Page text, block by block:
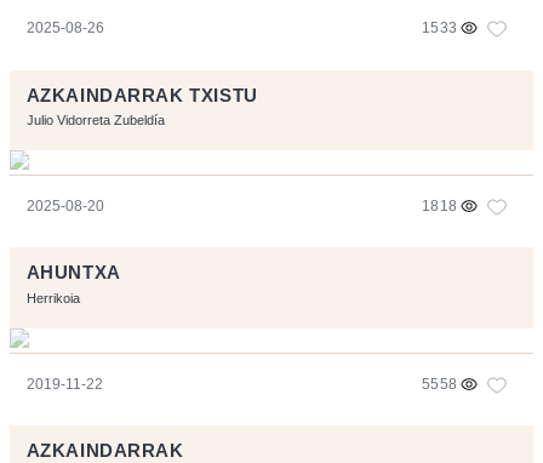
2025-08-26 1533
AZKAINDARRAK TXISTU
Julio Vidorreta Zubeldía
2025-08-20 1818
AHUNTXA
Herrikoia
2019-11-22 5558
AZKAINDARRAK